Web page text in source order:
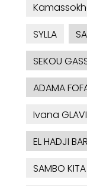
SYLLA
SEKOU
ADAMA
Ivana
EL HADJI
SAMBO KITA